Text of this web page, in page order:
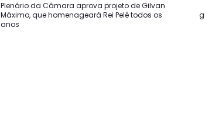
Plenário da Câmara aprova projeto de Gilvan
Máximo, que homenageará Rei Pelé todos os
anos